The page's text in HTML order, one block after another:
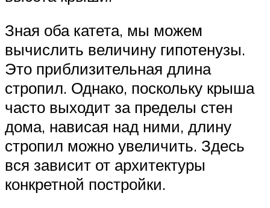
Зная оба катета, мы можем
вычислить величину гипотенузы.
Это приблизительная длина
стропил. Однако, поскольку крыша
часто выходит за пределы стен
дома, нависая над ними, длину
стропил можно увеличить. Здесь
вся зависит от архитектуры
конкретной постройки.